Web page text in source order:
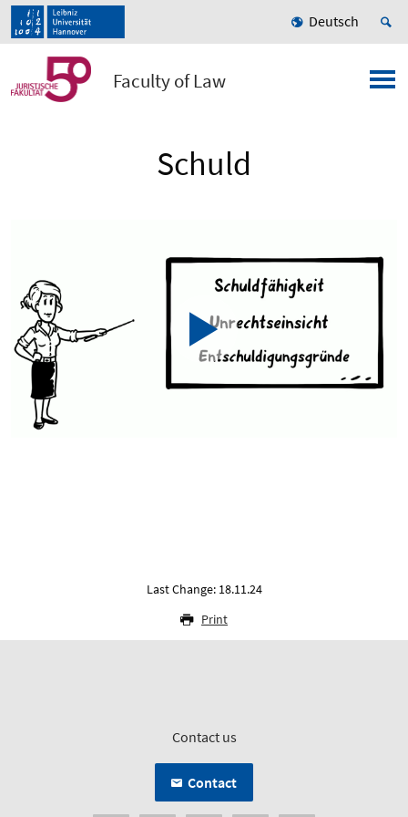
Deutsch
Faculty of Law
Schuld
Last Change: 18.11.24
Print
Contact us
Contact